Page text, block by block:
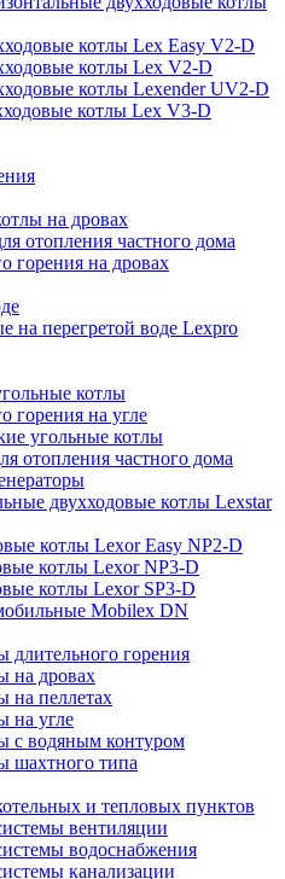
котлы Lex Easy V2-D
котлы Lex V2-D
котлы Lexender UV2-D
котлы Lex V3-D
на дровах
отопления частного дома
горения на дровах
на перегретой воде Lexpro
котлы
горения на угле
угольные котлы
отопления частного дома
двухходовые котлы Lexstar
котлы Lexor Easy NP2-D
котлы Lexor NP3-D
котлы Lexor SP3-D
Mobilex DN
длительного горения
на дровах
на пеллетах
на угле
с водяным контуром
шахтного типа
и тепловых пунктов
вентиляции
водоснабжения
канализации